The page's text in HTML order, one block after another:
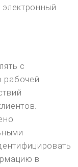
с
рабочей
в